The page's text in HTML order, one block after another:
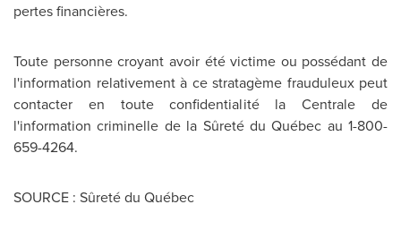
pertes financières.
Toute personne croyant avoir été victime ou possédant de
l'information relativement à ce stratagème frauduleux peut
contacter en toute confidentialité la Centrale de
l'information criminelle de la Sûreté du Québec au 1-800-
659-4264.
SOURCE : Sûreté du Québec